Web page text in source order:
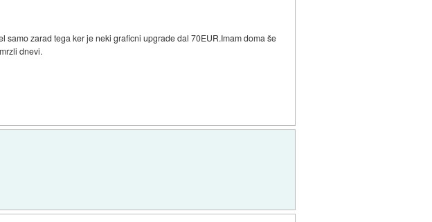
zarad tega ker je neki graficni upgrade dal 70EUR.Imam doma še
dnevi.